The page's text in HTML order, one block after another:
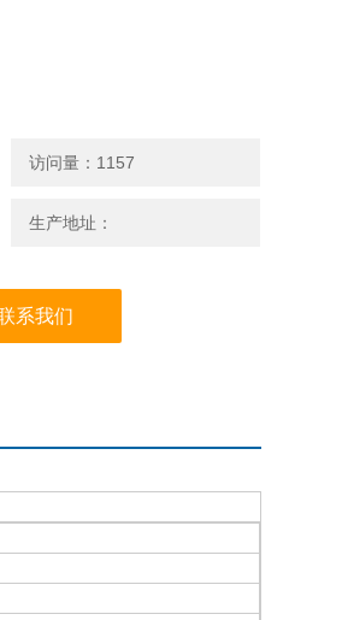
访问量：1157
生产地址：
系我们